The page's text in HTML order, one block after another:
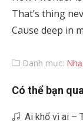
That’s thing
Cause deep in
Danh mục:
Có thể bạn
Ai khổ vì ai –